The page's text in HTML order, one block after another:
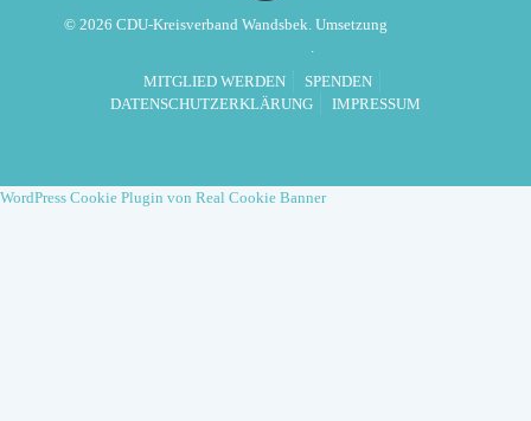
© 2026 CDU-Kreisverband Wandsbek. Umsetzung
.
MITGLIED WERDEN
SPENDEN
DATENSCHUTZERKLÄRUNG
IMPRESSUM
WordPress Cookie Plugin von Real Cookie Banner